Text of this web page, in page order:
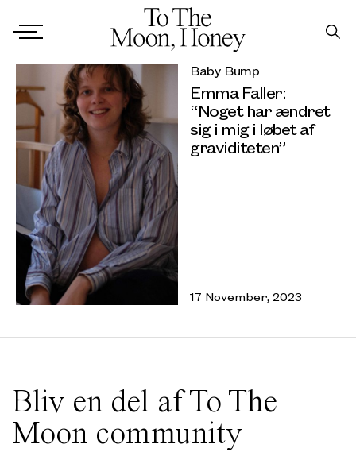
Baby Bump
Emma Faller:
“Noget har ændret
sig i mig i løbet af
graviditeten”
17 November, 2023
Bliv en del af To The
Moon community